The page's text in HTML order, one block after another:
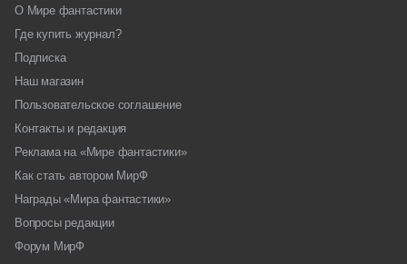
О Мире фантастики
Где купить журнал?
Подписка
Наш магазин
Пользовательское соглашение
Контакты и редакция
Реклама на «Мире фантастики»
Как стать автором МирФ
Награды «Мира фантастики»
Вопросы редакции
Форум МирФ